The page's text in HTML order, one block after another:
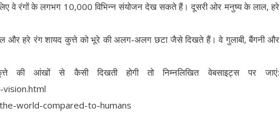
वे रंगों के लगभग 10,000 विभिन्न संयोजन देख सकते हैं। दूसरी ओर मनुष्य के लाल, हरे
और हरे रंग शायद कुत्ते को भूरे की अलग-अलग छटा जैसे दिखते हैं। वे गुलाबी, बैंगनी और
की आंखों से कैसी दिखती होगी तो निम्नलिखित वेबसाइट्स पर जाएं:
world-compared-to-humans